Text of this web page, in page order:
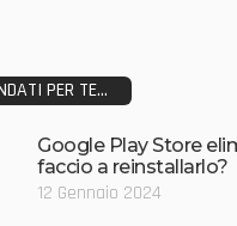
PER TE...
Google Play Store
faccio a reinstallarlo?
12 Gennaio 2024